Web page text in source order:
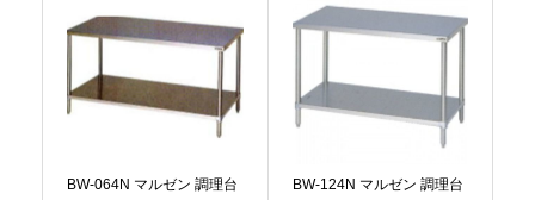
BW-064N マルゼン 調理台
BW-124N マルゼン 調理台